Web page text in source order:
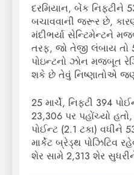
દરમિયાન, બેંક નિફ્ટીને
બચાવવાની જરૂર છે,
મંદીભર્યા સેન્ટિમેન્ટને
તરફ, જો તેજી લંબાય તો
પોઇન્ટનો ઝોન મજબૂત
શકે છે તેવું નિષ્ણાતોએ
25 માર્ચે, નિફ્ટી 394
23,306 પર પહોંચ્યો
પોઈન્ટ (2.1 ટકા) વધીને
માર્કેટ બ્રેડ્થ પોઝિટિવ
શેર સામે 2,313 શેર